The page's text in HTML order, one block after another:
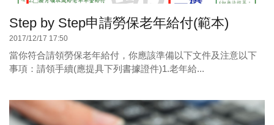
Step by Step申請勞保老年給付(範本)
2017/12/17 17:50
當你符合請領勞保老年給付，你應該準備以下文件及注意以下
事項：請領手續(應提具下列書據證件)1.老年給...